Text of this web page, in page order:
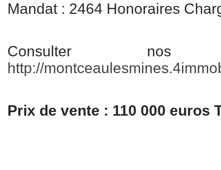
Mandat : 2464 Honoraires
Consulter
http://
Prix de vente : 110 000 euros